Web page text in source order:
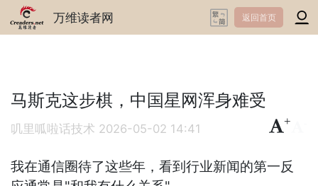
万维读者网 返回首页
马斯克这步棋，中国星网浑身难受
叽里呱啦话技术 2026-05-02 14:41
+
我在通信圈待了这些年，看到行业新闻的第一反